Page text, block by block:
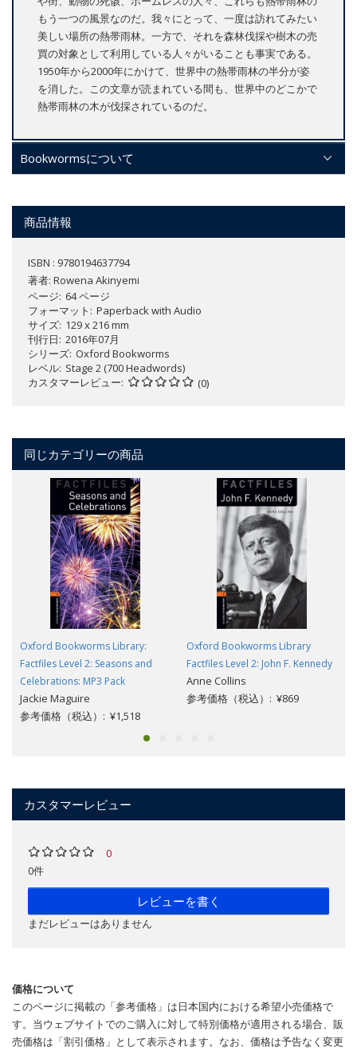
もう一つの風景なのだ。我々にとって、一度は訪れてみたい
美しい場所の熱帯雨林。一方で、それを森林伐採や樹木の売
買の対象として利用している人々がいることも事実である。
1950年から2000年にかけて、世界中の熱帯雨林の半分が姿
を消した。この文章が読まれている間も、世界中のどこかで
熱帯雨林の木が伐採されているのだ。
Bookwormsについて
商品情報
ISBN : 9780194637794
著者: Rowena Akinyemi
ページ 64 ページ
フォーマット
Paperback with Audio
サイズ 129 x 216 mm
刊行日 2016年07月
シリーズ Oxford Bookworms
レベル Stage 2 (700 Headwords)
カスタマーレビュー
(0)
同じカテゴリーの商品
Oxford Bookworms Library:
Factfiles Level 2: Seasons and
Celebrations: MP3 Pack
Jackie Maguire
参考価格（税込）: ¥1,518
Oxford Bookworms Library
Factfiles Level 2: John F. Kennedy
Anne Collins
参考価格（税込）: ¥869
カスタマーレビュー
0
0件
レビューを書く
まだレビューはありません
価格について
このページに掲載の「参考価格」は日本国内における希望小売価格で
す。当ウェブサイトでのご購入に対して特別価格が適用される場合、販
売価格は「割引価格」として表示されます。なお、価格は予告なく変更